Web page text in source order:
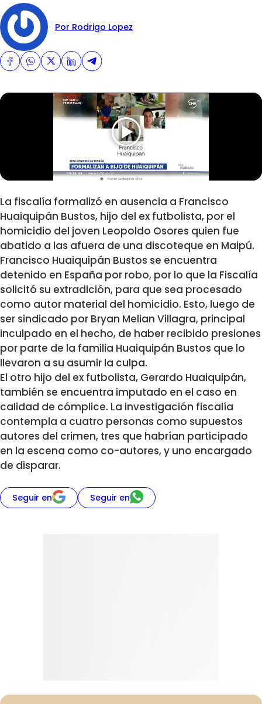
Por Rodrigo Lopez
La fiscalía formalizó en ausencia a Francisco
Huaiquipán Bustos, hijo del ex futbolista, por el
homicidio del joven Leopoldo Osores quien fue
abatido a las afuera de una discoteque en Maipú.
Francisco Huaiquipán Bustos se encuentra
detenido en España por robo, por lo que la Fiscalía
solicitó su extradición, para que sea procesado
como autor material del homicidio. Esto, luego de
ser sindicado por Bryan Melian Villagra, principal
inculpado en el hecho, de haber recibido presiones
por parte de la familia Huaiquipán Bustos que lo
llevaron a su asumir la culpa.
El otro hijo del ex futbolista, Gerardo Huaiquipán,
también se encuentra imputado en el caso en
calidad de cómplice. La investigación fiscalía
contempla a cuatro personas como supuestos
autores del crimen, tres que habrían participado
en la escena como co-autores, y uno encargado
de disparar.
Seguir en Seguir en